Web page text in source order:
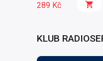
289 Kč
KLUB